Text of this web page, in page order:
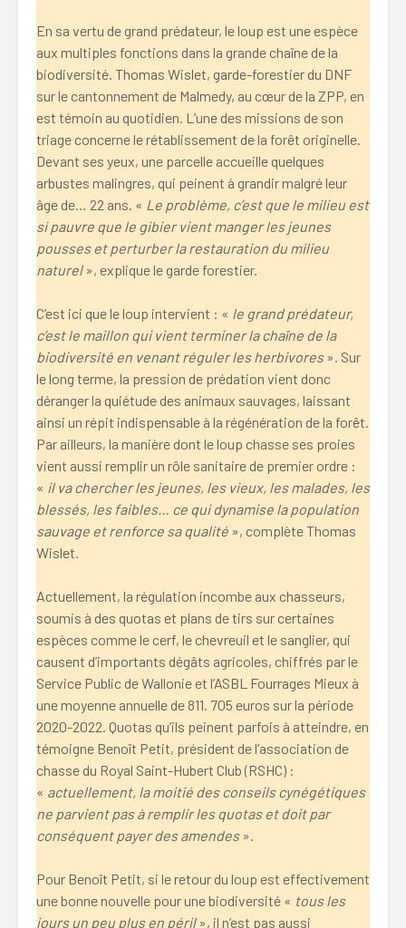
En sa vertu de grand prédateur, le loup est une espèce
aux multiples fonctions dans la grande chaîne de la
biodiversité. Thomas Wislet, garde-forestier du DNF
sur le cantonnement de Malmedy, au cœur de la ZPP, en
est témoin au quotidien. L’une des missions de son
triage concerne le rétablissement de la forêt originelle.
Devant ses yeux, une parcelle accueille quelques
arbustes malingres, qui peinent à grandir malgré leur
âge de… 22 ans. « Le problème, c’est que le milieu est
si pauvre que le gibier vient manger les jeunes
pousses et perturber la restauration du milieu
naturel», explique le garde forestier.
C’est ici que le loup intervient : « le grand prédateur,
c’est le maillon qui vient terminer la chaîne de la
biodiversité en venant réguler les herbivores». Sur
le long terme, la pression de prédation vient donc
déranger la quiétude des animaux sauvages, laissant
ainsi un répit indispensable à la régénération de la forêt.
Par ailleurs, la manière dont le loup chasse ses proies
vient aussi remplir un rôle sanitaire de premier ordre :
« il va chercher les jeunes, les vieux, les malades, les
blessés, les faibles… ce qui dynamise la population
sauvage et renforce sa qualité », complète Thomas
Wislet.
Actuellement, la régulation incombe aux chasseurs,
soumis à des quotas et plans de tirs sur certaines
espèces comme le cerf, le chevreuil et le sanglier, qui
causent d’importants dégâts agricoles, chiffrés par le
Service Public de Wallonie et l’ASBL Fourrages Mieux à
une moyenne annuelle de 811. 705 euros sur la période
2020-2022. Quotas qu’ils peinent parfois à atteindre, en
témoigne Benoît Petit, président de l’association de
chasse du Royal Saint-Hubert Club (RSHC) :
« actuellement, la moitié des conseils cynégétiques
ne parvient pas à remplir les quotas et doit par
conséquent payer des amendes».
Pour Benoît Petit, si le retour du loup est effectivement
une bonne nouvelle pour une biodiversité « tous les
jours un peu plus en péril», il n’est pas aussi